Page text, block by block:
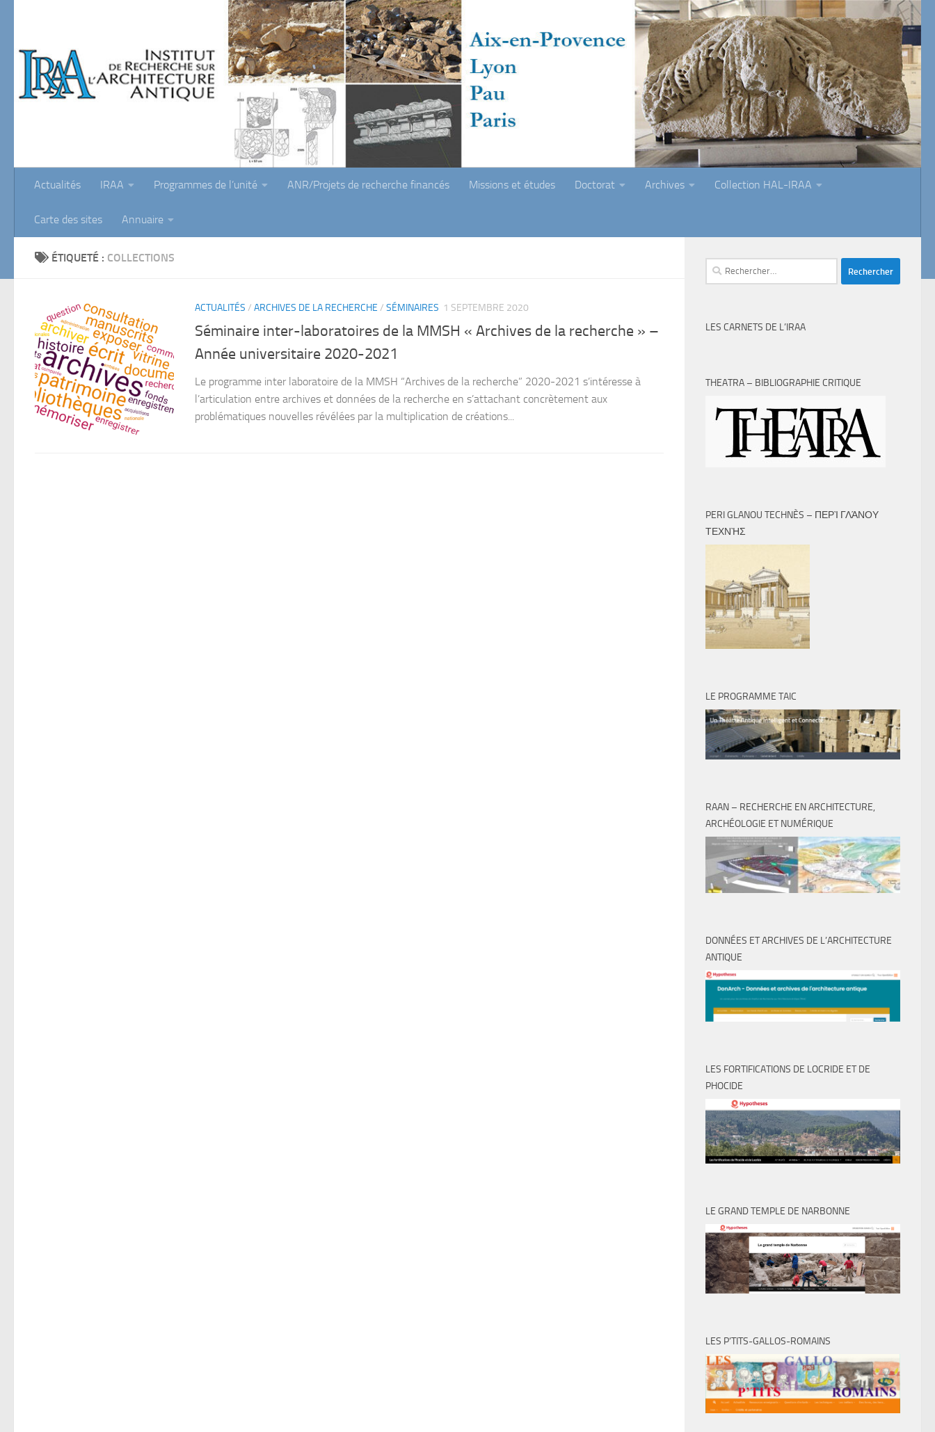
Actualités IRAA Programmes de l’unité ANR/Projets de recherche financés Missions et études Doctorat Archives Collection HAL-IRAA
Carte des sites Annuaire
ÉTIQUETÉ : COLLECTIONS
ACTUALITÉS / ARCHIVES DE LA RECHERCHE / SÉMINAIRES 1 SEPTEMBRE 2020
Séminaire inter-laboratoires de la MMSH « Archives de la recherche » –
Année universitaire 2020-2021
Le programme inter laboratoire de la MMSH “Archives de la recherche” 2020-2021 s’intéresse à
l’articulation entre archives et données de la recherche en s’attachant concrètement aux
problématiques nouvelles révélées par la multiplication de créations...
Rechercher :
LES CARNETS DE L’IRAA
THEATRA – BIBLIOGRAPHIE CRITIQUE
PERI GLANOU TECHNÈS – ΠΕΡῚ ΓΛΆΝΟΥ
ΤΕΧΝῊΣ
LE PROGRAMME TAIC
RAAN – RECHERCHE EN ARCHITECTURE,
ARCHÉOLOGIE ET NUMÉRIQUE
DONNÉES ET ARCHIVES DE L’ARCHITECTURE
ANTIQUE
LES FORTIFICATIONS DE LOCRIDE ET DE
PHOCIDE
LE GRAND TEMPLE DE NARBONNE
LES P’TITS-GALLOS-ROMAINS